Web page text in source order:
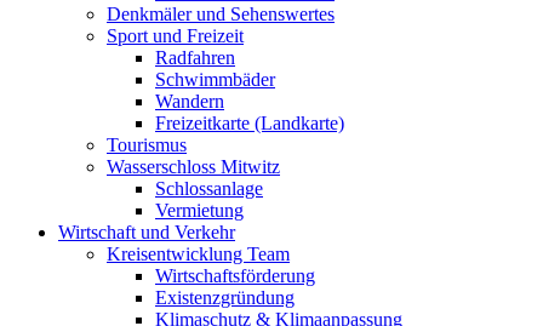
Denkmäler und Sehenswertes
Sport und Freizeit
Radfahren
Schwimmbäder
Wandern
Freizeitkarte (Landkarte)
Tourismus
Wasserschloss Mitwitz
Schlossanlage
Vermietung
Wirtschaft und Verkehr
Kreisentwicklung Team
Wirtschaftsförderung
Existenzgründung
Klimaschutz & Klimaanpassung